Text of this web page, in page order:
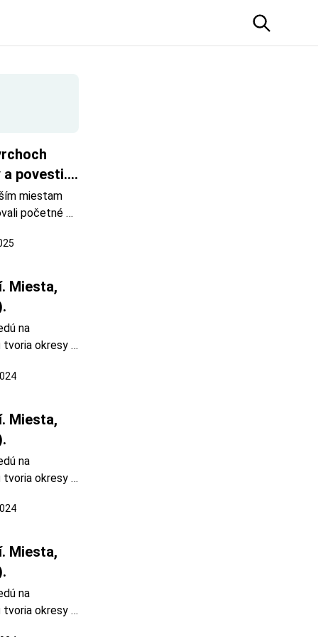
a povesti.
miestam
početné
sitnianskych
Miesta,
na
okresy
Turisti
bola
okrem
Miesta,
na
okresy
Vrch
je známy
Miesta,
na
okresy